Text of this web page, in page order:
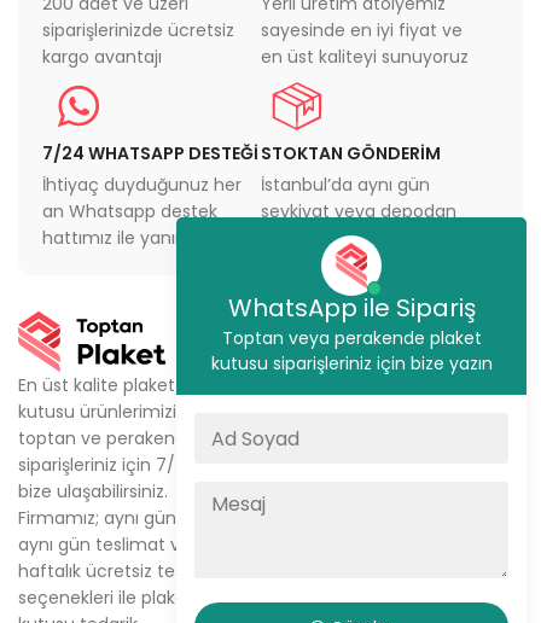
siparişlerinizde ücretsiz
kargo avantajı
sayesinde en iyi fiyat ve
en üst kaliteyi sunuyoruz
7/24 WHATSAPP DESTEĞİ
İhtiyaç duyduğunuz her
an Whatsapp destek
hattımız ile yanınızdayız
STOKTAN GÖNDERİM
İstanbul’da aynı gün
sevkiyat veya depodan
teslimat imkanı
En üst kalite plaket
kutusu ürünlerimizi,
toptan ve perakende
siparişleriniz için 7/24
bize ulaşabilirsiniz.
Firmamız; aynı gün kargo,
aynı gün teslimat ve
haftalık ücretsiz teslimat
seçenekleri ile plaket
KURUMSAL
Ürünlerimiz
WhatsApp ile Sipariş
Toptan veya perakende plaket
kutusu siparişleriniz için bize yazın